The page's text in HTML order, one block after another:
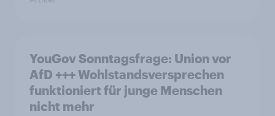
YouGov Sonntagsfrage: Union vor
AfD +++ Wohlstandsversprechen
funktioniert für junge Menschen
nicht mehr